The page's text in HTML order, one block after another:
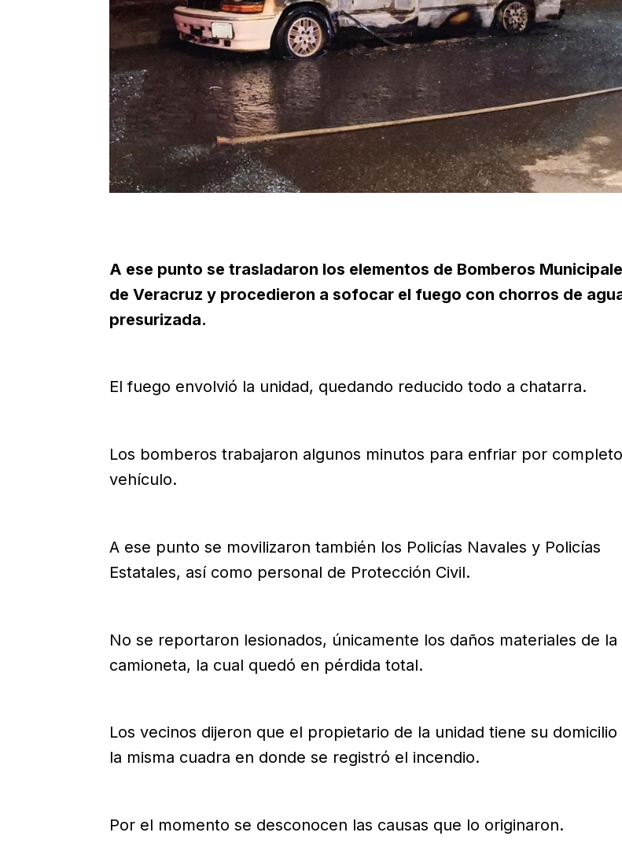
A ese punto se trasladaron los elementos de Bomberos
de Veracruz y procedieron a sofocar el fuego con chorros de
presurizada.
El fuego envolvió la unidad, quedando reducido todo a chatarra.
Los bomberos trabajaron algunos minutos para enfriar por
vehículo.
A ese punto se movilizaron también los Policías Navales y Policías
Estatales, así como personal de Protección Civil.
No se reportaron lesionados, únicamente los daños materiales de la
camioneta, la cual quedó en pérdida total.
Los vecinos dijeron que el propietario de la unidad tiene su domicilio
la misma cuadra en donde se registró el incendio.
Por el momento se desconocen las causas que lo originaron.